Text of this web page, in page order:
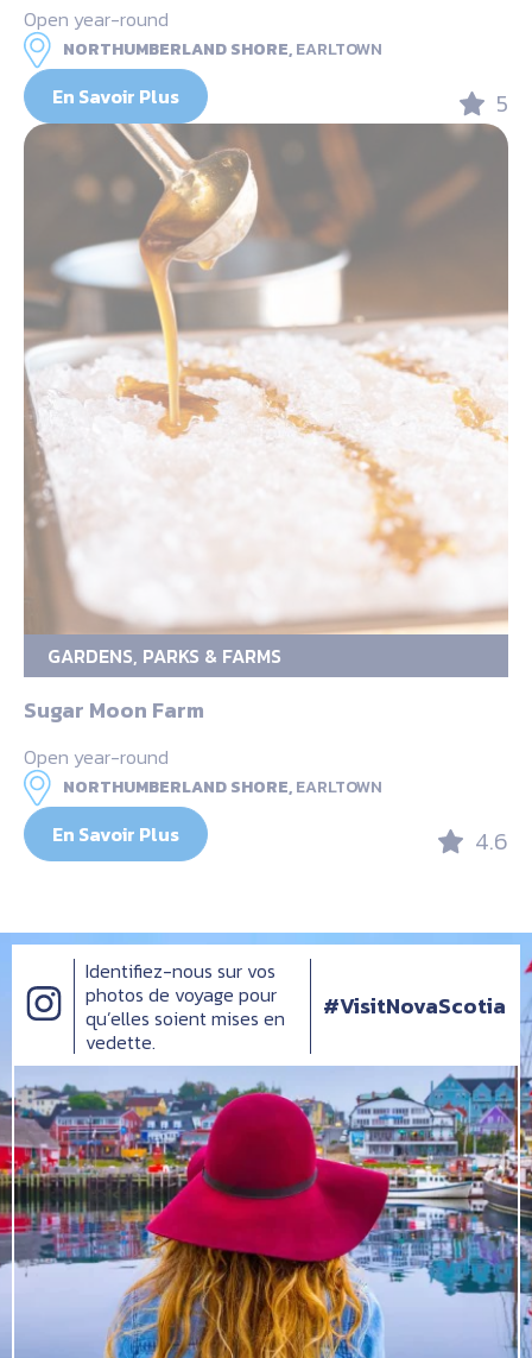
Open year-round
NORTHUMBERLAND SHORE,EARLTOWN
En Savoir Plus 5
GARDENS, PARKS & FARMS
Sugar Moon Farm
Open year-round
NORTHUMBERLAND SHORE,EARLTOWN
En Savoir Plus 4.6
Identifiez-nous sur vos
photos de voyage pour
qu’elles soient mises en
vedette.
#VisitNovaScotia